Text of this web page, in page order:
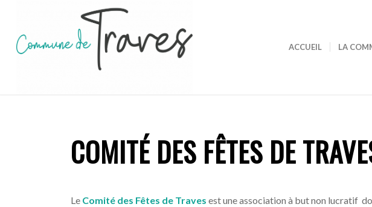
ACCUEIL LA
COMITÉ DES FÊTES DE
Le Comité des Fêtes de Travesest une association à but non lucratif